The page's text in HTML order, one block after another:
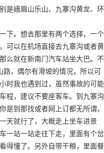
是峨眉山乐山、九寨沟黄龙、环
下。想去那里有两个选择，一个
可以在机场直接去九寨沟或者黄
么就在新南门汽车站坐大巴。不
，偶尔有滑坡的情况，所以可
时我也遇到过，虽然事故的可能
程，建议不要座客车。到九寨沟
是到那找或者网上订都无所谓，
天就行了，大概走上坐车进景
一站一站走往下走，里面有个岔
得懂了。另外自带干粮，里面餐